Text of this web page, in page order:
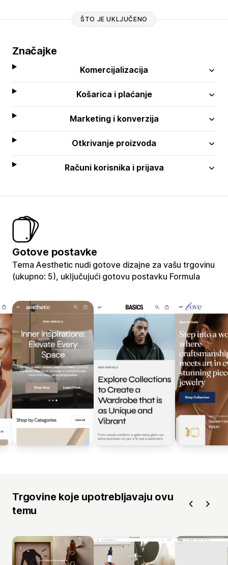
ŠTO JE UKLJUČENO
Značajke
Komercijalizacija
Košarica i plaćanje
Marketing i konverzija
Otkrivanje proizvoda
Računi korisnika i prijava
Gotove postavke
Tema Aesthetic nudi gotove dizajne za vašu trgovinu
(ukupno: 5), uključujući gotovu postavku Formula
Trgovine koje upotrebljavaju ovu
temu